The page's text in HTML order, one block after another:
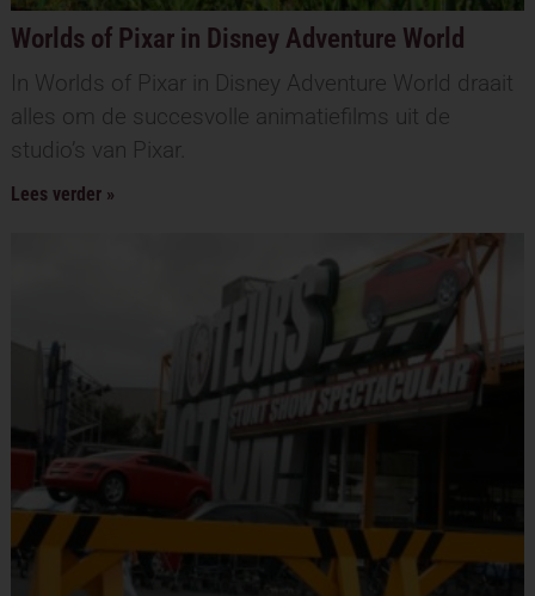
Worlds of Pixar in Disney Adventure World
In Worlds of Pixar in Disney Adventure World draait
alles om de succesvolle animatiefilms uit de
studio’s van Pixar.
Lees verder »